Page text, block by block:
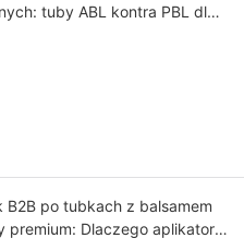
tuby ABL kontra PBL dla
B2B po tubkach z balsamem
premium: Dlaczego aplikatory